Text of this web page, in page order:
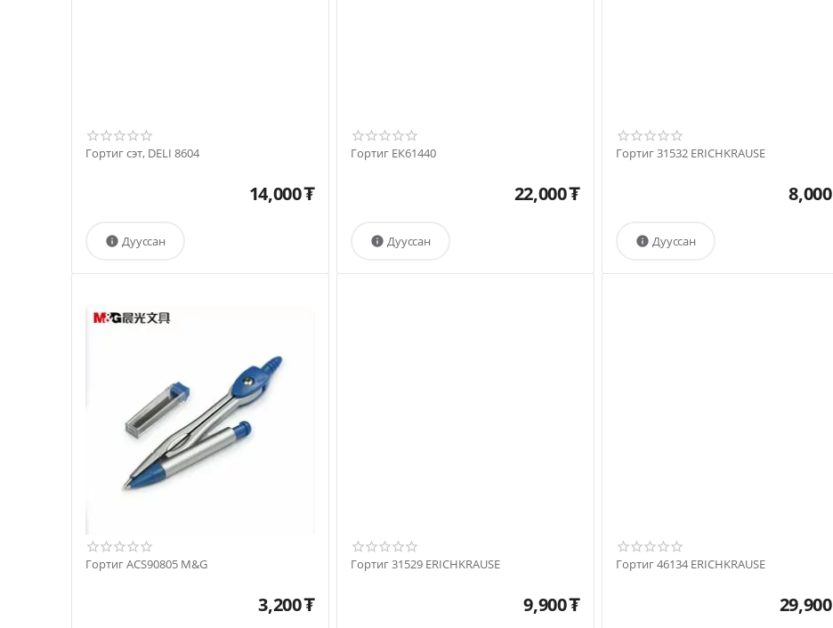
Гортиг сэт, DELI 8604
14,000₮
Дууссан

Гортиг ЕК61440
22,000₮
Дууссан

Гортиг 31532 ERICHKRAUSE
8,000
Дууссан

Гортиг ACS90805 M&G
3,200₮
Гортиг 31529 ERICHKRAUSE
9,900₮
Гортиг 46134 ERICHKRAUSE
29,900